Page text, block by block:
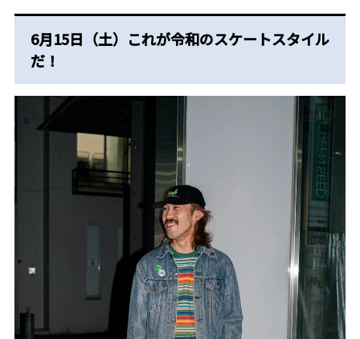
6月15日（土）これが令和のスケートスタイル
だ！